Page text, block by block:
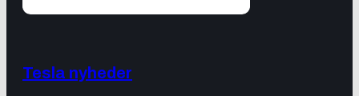
Tesla nyheder